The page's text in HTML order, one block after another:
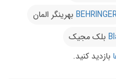
بهرینگر المان
بلک مجیک
بازدید کنید.